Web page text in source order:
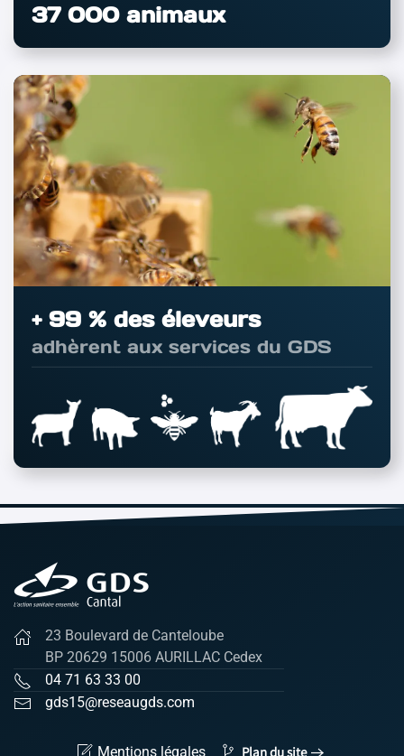
37 000 animaux
+ 99 % des éleveurs
adhèrent aux services du GDS
23 Boulevard de Canteloube
BP 20629 15006 AURILLAC Cedex
04 71 63 33 00
gds15@reseaugds.com
Mentions légales Plan du site